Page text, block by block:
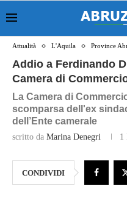
Attualità L'Aquila Province
Addio a Ferdinando
Camera di
La Camera di
scomparsa dell'ex
dell’Ente camerale
scritto da Marina Denegri 1
CONDIVIDI